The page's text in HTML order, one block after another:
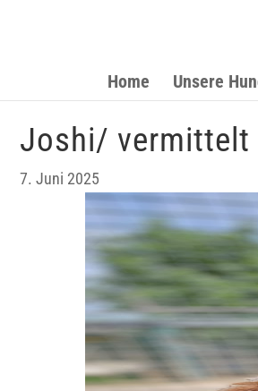
Home Unsere
Joshi/ vermittelt
7. Juni 2025